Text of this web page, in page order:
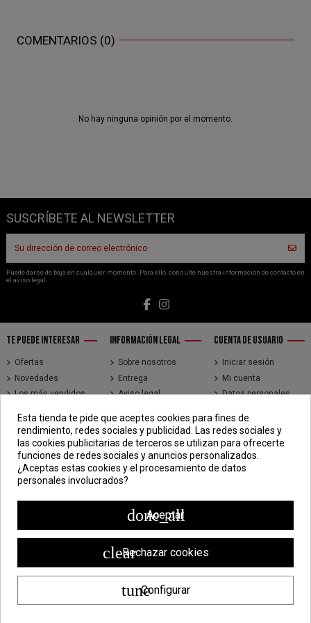
COMENTARIOS (0)
No hay ninguna opinión por el momento.
SUSCRÍBETE AL NEWSLETTER
Puede darse de baja en cualquier momento. Para ello, consulte nuestra información de contacto en
el aviso legal.
TE PUEDE INTERESAR
Ofertas
Novedades
Los más vendidos
INFORMACIÓN LEGAL
Sobre nosotros
Entrega
Aviso legal
condiciones de uso
Pago seguro
CUENTA DE USUARIO
Iniciar sesión
Mi cuenta
Datos personales
Direcciones
Seguimiento de
pedidos de clientes
invitados
CONTÁCTENOS
CDV - Componentes Diesel Vidal
998 304 695 | 988 338 835
Esta tienda te pide que aceptes cookies para fines de
rendimiento, redes sociales y publicidad. Las redes sociales y
las cookies publicitarias de terceros se utilizan para ofrecerte
funciones de redes sociales y anuncios personalizados.
¿Aceptas estas cookies y el procesamiento de datos
personales involucrados?
done_all
Aceptar
clearRechazar cookies
tuneConfigurar